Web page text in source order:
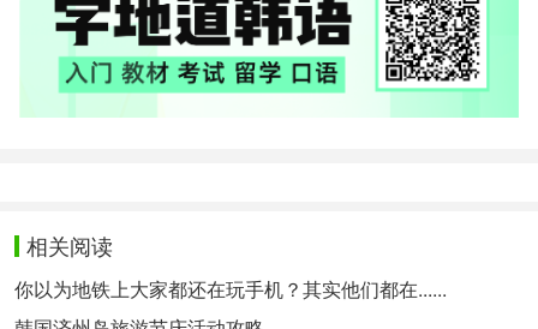
相关阅读
你以为地铁上大家都还在玩手机？其实他们都在......